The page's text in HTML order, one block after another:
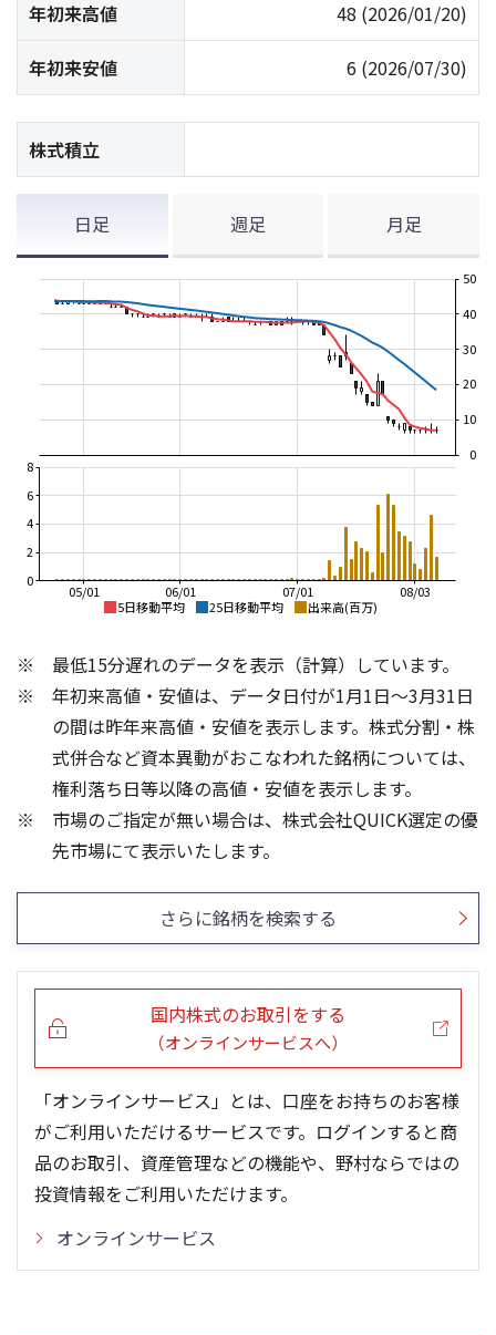
年初来高値 48 (2026/01/20)
年初来安値 6 (2026/07/30)
株式積立
日足 週足 月足
5日移動平均 25日移動平均 出来高(百万)
08/03
07/01
06/01
05/01
0
10
20
30
40
50
0
2
4
6
8
13週移動平均 26週移動平均 出来高(百万)
0
40
50
60
0
6
5ヶ月移動平均 25ヶ月移動平均 出来高(百万)
0
60
0
3
最低15分遅れのデータを表示（計算）しています。
年初来高値・安値は、データ日付が1月1日～3月31日
の間は昨年来高値・安値を表示します。株式分割・株
式併合など資本異動がおこなわれた銘柄については、
権利落ち日等以降の高値・安値を表示します。
市場のご指定が無い場合は、株式会社QUICK選定の優
先市場にて表示いたします。
さらに銘柄を検索する
国内株式のお取引をする
（オンラインサービスへ）
「オンラインサービス」とは、口座をお持ちのお客様
がご利用いただけるサービスです。ログインすると商
品のお取引、資産管理などの機能や、野村ならではの
投資情報をご利用いただけます。
オンラインサービス